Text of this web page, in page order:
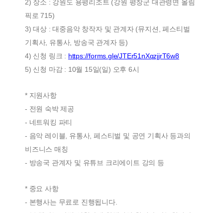
2) 장소 : 강원도 용평리조트 (강원 평창군 대관령면 올림
픽로 715)
3) 대상 : 대중음악 창작자 및 관계자 (뮤지션, 페스티벌
기획사, 유통사, 방송국 관계자 등)
4) 신청 링크 : https://forms.gle/JTEr51nXqzjjrT6w8
5) 신청 마감 : 10월 15일(일) 오후 6시
* 지원사항
- 전원 숙박 제공
- 네트워킹 파티
- 음악 레이블, 유통사, 페스티벌 및 공연 기획사 등과의
비즈니스 매칭
- 방송국 관계자 및 유튜브 크리에이트 강의 등
* 중요 사항
- 본행사는 무료로 진행됩니다.